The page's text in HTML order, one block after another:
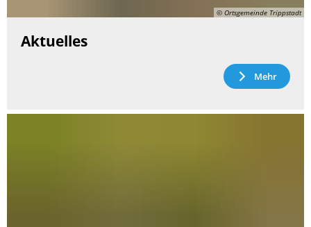
© Ortsgemeinde Trippstadt
Aktuelles
Mehr